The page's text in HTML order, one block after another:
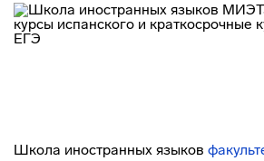
Школа иностранных языков